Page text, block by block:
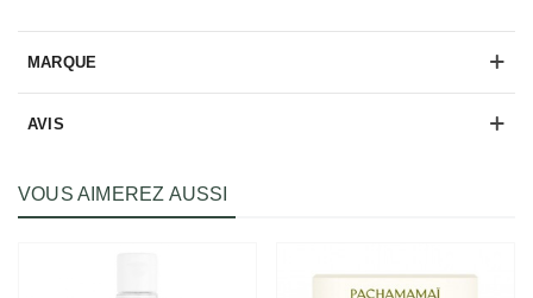
MARQUE
AVIS
VOUS AIMEREZ AUSSI